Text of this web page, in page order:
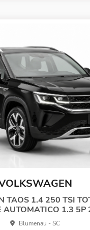
TAOS 1.4 250 TSI
AUTOMATICO 1.3 5P
Blumenau - SC